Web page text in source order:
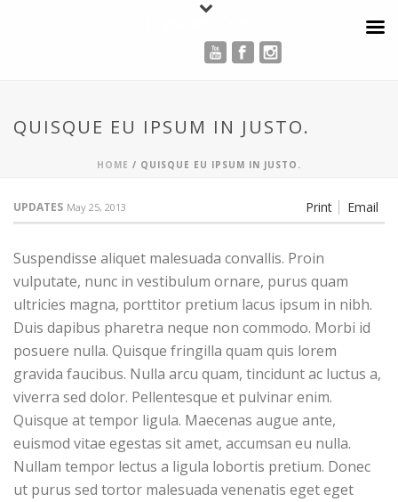
QUISQUE EU IPSUM IN JUSTO.
HOME / QUISQUE EU IPSUM IN JUSTO.
Print Email
UPDATES May 25, 2013
Suspendisse aliquet malesuada convallis. Proin
vulputate, nunc in vestibulum ornare, purus quam
ultricies magna, porttitor pretium lacus ipsum in nibh.
Duis dapibus pharetra neque non commodo. Morbi id
posuere nulla. Quisque fringilla quam quis lorem
gravida faucibus. Nulla arcu quam, tincidunt ac luctus a,
viverra sed dolor. Pellentesque et pulvinar enim.
Quisque at tempor ligula. Maecenas augue ante,
euismod vitae egestas sit amet, accumsan eu nulla.
Nullam tempor lectus a ligula lobortis pretium. Donec
ut purus sed tortor malesuada venenatis eget eget